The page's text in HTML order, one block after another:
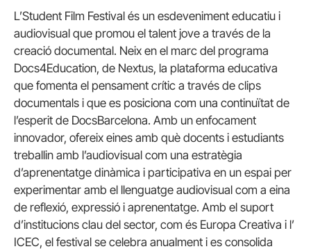
L’Student Film Festival és un esdeveniment educatiu i
audiovisual que promou el talent jove a través de la
creació documental. Neix en el marc del programa
Docs4Education, de Nextus, la plataforma educativa
que fomenta el pensament crític a través de clips
documentals i que es posiciona com una continuïtat de
l’esperit de DocsBarcelona. Amb un enfocament
innovador, ofereix eines amb què docents i estudiants
treballin amb l’audiovisual com una estratègia
d’aprenentatge dinàmica i participativa en un espai per
experimentar amb el llenguatge audiovisual com a eina
de reflexió, expressió i aprenentatge. Amb el suport
d’institucions clau del sector, com és Europa Creativa i l’
ICEC, el festival se celebra anualment i es consolida